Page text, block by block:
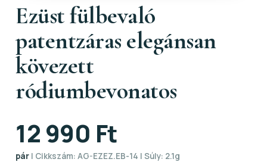
Ezüst fülbevaló
patentzáras elegánsan
kövezett
ródiumbevonatos
12 990 Ft
pár | Cikkszám: AG-EZEZ.EB-14 | Súly: 2.1g